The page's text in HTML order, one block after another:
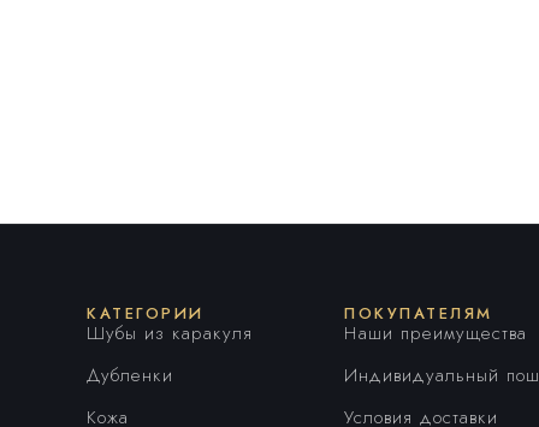
КАТЕГОРИИ
Шубы из каракуля
Дубленки
Кожа
ПОКУПАТЕЛЯМ
Наши преимущества
Индивидуальный
Условия доставки